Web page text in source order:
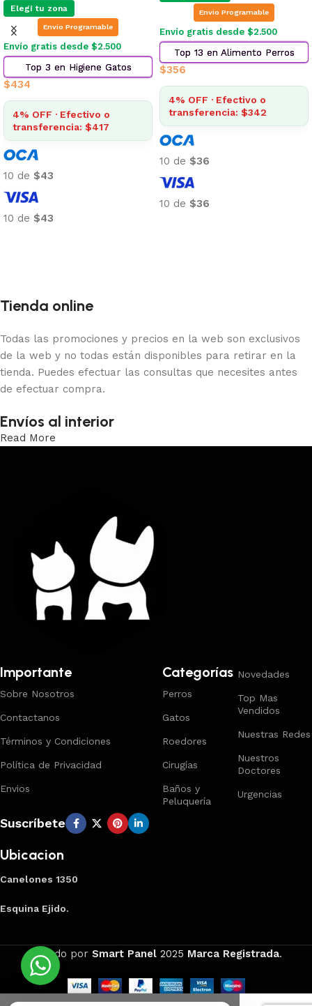
Elegí tu zona
Envio Programable
Envío gratis desde $2.500
Top 3 en Higiene Gatos
$434
4% OFF · Efectivo o
transferencia: $417
10 de $43
10 de $43
Envio Programable
Envío gratis desde $2.500
Top 13 en Alimento Perros
$356
4% OFF · Efectivo o
transferencia: $342
10 de $36
10 de $36
Tienda online
Todas las promociones y precios en la web son exclusivos
de la web y no todas están disponibles para retirar en la
tienda. Puedes efectuar las consultas que necesites antes
de efectuar compra.
Envíos al interior
Read More
Importante
Sobre Nosotros
Contactanos
Términos y Condiciones
Política de Privacidad
Envios
Categorías
Perros
Gatos
Roedores
Cirugías
Baños y
Peluquería
Novedades
Top Mas
Vendidos
Nuestras Redes
Nuestros
Doctores
Urgencias
Suscríbete
Ubicacion
Canelones 1350
Esquina Ejido.
Creado por Smart Panel 2025 Marca Registrada.